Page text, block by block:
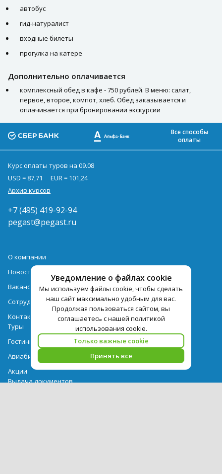
автобус
гид-натуралист
входные билеты
прогулка на катере
Дополнительно оплачивается
комплексный обед в кафе - 750 рублей. В меню: салат,
первое, второе, компот, хлеб. Обед заказывается и
оплачивается при бронировании экскурсии
Уведомление о файлах cookie
Мы используем файлы cookie, чтобы сделать
наш сайт максимально удобным для вас.
Продолжая пользоваться сайтом, вы
соглашаетесь с нашей политикой
использования cookie.
Только важные cookie
Принять все
Все способы
оплаты
Курс оплаты туров на 09.08
USD = 87,71
EUR = 101,24
Архив курсов
+7 (495) 419-92-94
pegast@pegast.ru
О компании
Новости
Вакансии
Сотрудничество
Контактная информация
Туры
Гостиницы
Авиабилеты
Акции
Выдача документов